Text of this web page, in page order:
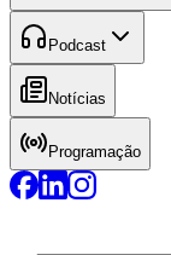
Podcast
Notícias
Programação